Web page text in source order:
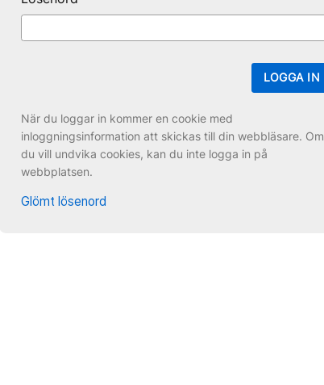
LOGGA IN
När du loggar in kommer en cookie med
inloggningsinformation att skickas till din webbläsare. Om
du vill undvika cookies, kan du inte logga in på
webbplatsen.
Glömt lösenord